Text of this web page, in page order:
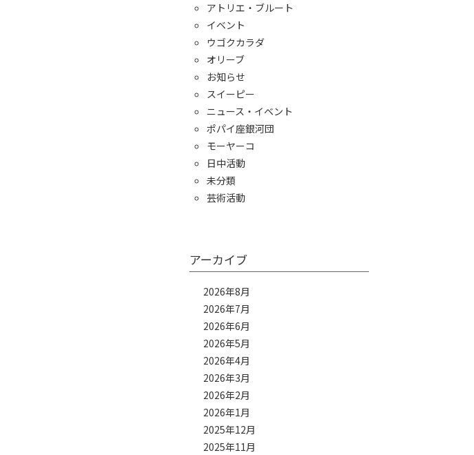
アトリエ・ブルート
イベント
ウゴクカラダ
オリーブ
お知らせ
スイーピー
ニュース・イベント
ポパイ座銀河団
モーヤーコ
日中活動
未分類
芸術活動
アーカイブ
2026年8月
2026年7月
2026年6月
2026年5月
2026年4月
2026年3月
2026年2月
2026年1月
2025年12月
2025年11月